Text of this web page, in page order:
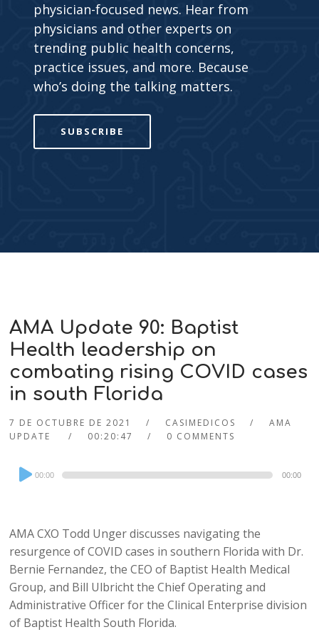
physician-focused news. Hear from
physicians and other experts on
trending public health concerns,
practice issues, and more. Because
who’s doing the talking matters.
SUBSCRIBE
AMA Update 90: Baptist
Health leadership on
combating rising COVID cases
in south Florida
7 DE OCTUBRE DE 2021 CASIMEDICOS
AMA
UPDATE
00:20:47 0 COMMENTS
Audio
Player
00:00 00:00
AMA CXO Todd Unger discusses navigating the
resurgence of COVID cases in southern Florida with Dr.
Bernie Fernandez, the CEO of Baptist Health Medical
Group, and Bill Ulbricht the Chief Operating and
Administrative Officer for the Clinical Enterprise division
of Baptist Health South Florida.